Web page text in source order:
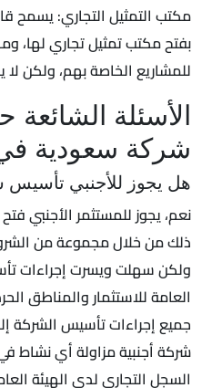
مكتب التمثيل التجاري: يسمح
بفتح مكتب تمثيل تجاري لها،
للمشاريع الخاصة بهم، ولكن
الأسئلة
شركة سعودية
هل يجوز للأجنبي
نعم، يجوز للمستثمر الأجنبي
ذلك من خلال مجموعة من
ولكن سهلت ويسرت إجراءات
العامة للاستثمار والمناطق
جميع إجراءات تأسيس الشركة
شركة أجنبية مزاولة أي نشاط
السجل التجاري لدى الهيئة